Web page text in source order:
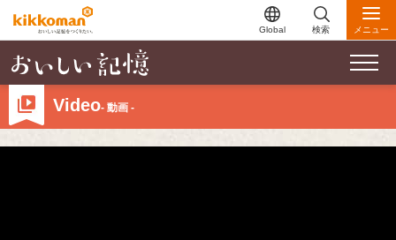
Global 検索 メニュー
Video- 動画 -